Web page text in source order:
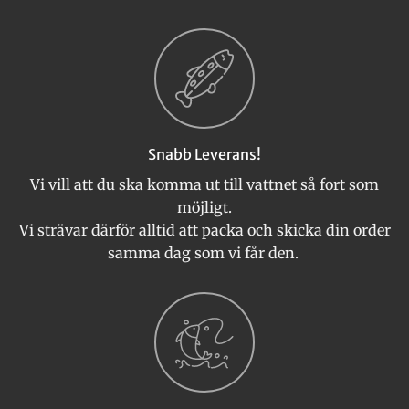
Snabb Leverans!
Vi vill att du ska komma ut till vattnet så fort som
möjligt.
Vi strävar därför alltid att packa och skicka din order
samma dag som vi får den.